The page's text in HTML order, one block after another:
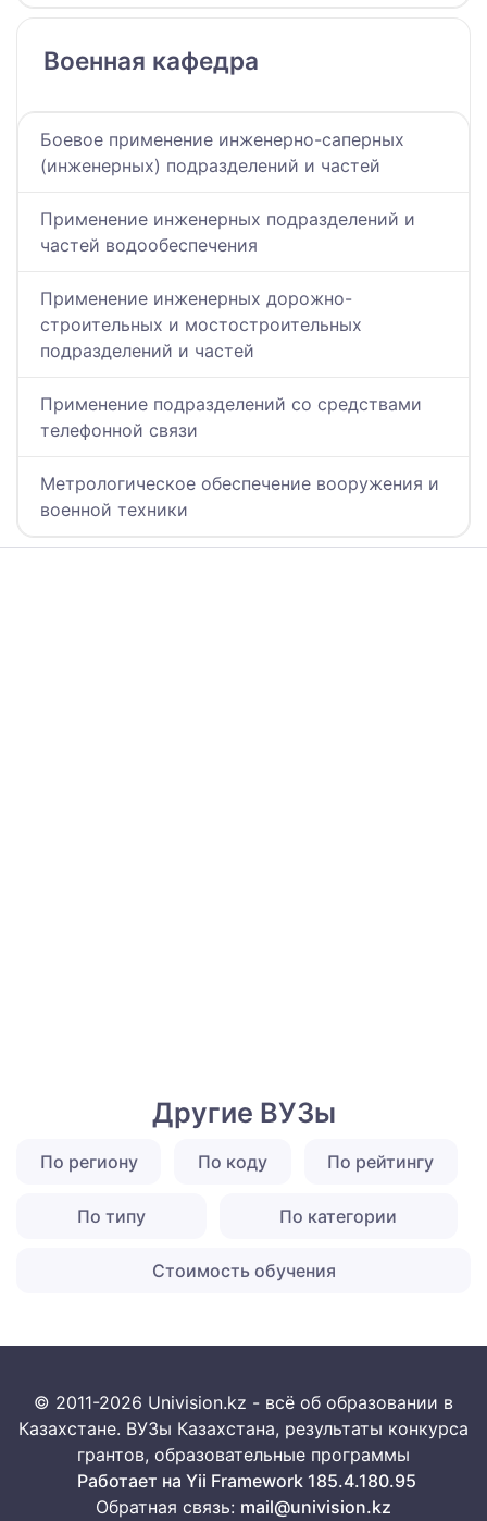
Военная кафедра
Боевое применение инженерно-саперных
(инженерных) подразделений и частей
Применение инженерных подразделений и
частей водообеспечения
Применение инженерных дорожно-
строительных и мостостроительных
подразделений и частей
Применение подразделений со средствами
телефонной связи
Метрологическое обеспечение вооружения и
военной техники
Другие ВУЗы
По региону По коду По рейтингу
По типу По категории
Стоимость обучения
© 2011-2026 Univision.kz - всё об образовании в
Казахстане. ВУЗы Казахстана, результаты конкурса
грантов, образовательные программы
Работает на Yii Framework 185.4.180.95
Обратная связь: mail@univision.kz